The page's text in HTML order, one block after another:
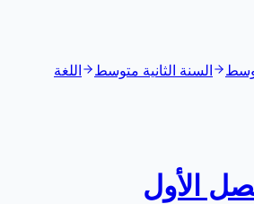
السنة الثانية متوسط
اللغة
الأول